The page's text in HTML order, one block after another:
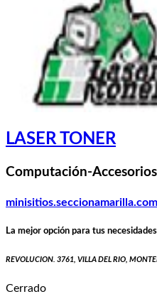
LASER TONER
Computación-
La mejor opción para tus
REVOLUCION. 3761, VILLA DEL RIO,
Cerrado